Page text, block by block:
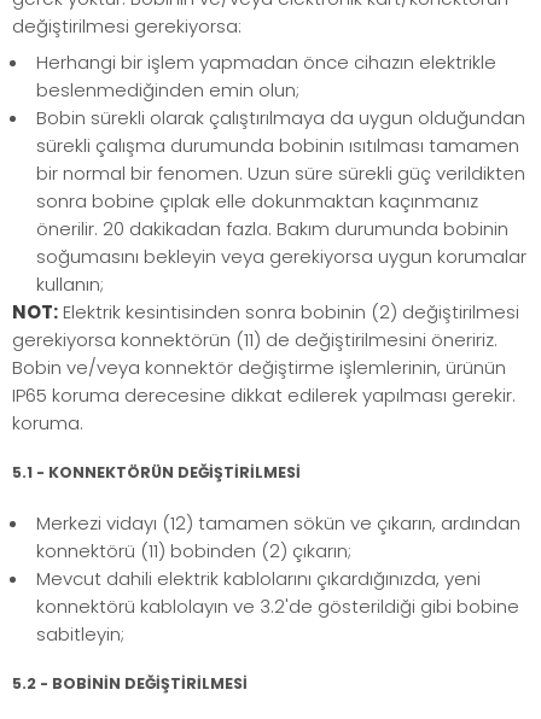
değiştirilmesi gerekiyorsa:
Herhangi bir işlem yapmadan önce cihazın elektrikle
beslenmediğinden emin olun;
Bobin sürekli olarak çalıştırılmaya da uygun olduğundan
sürekli çalışma durumunda bobinin ısıtılması tamamen
bir normal bir fenomen. Uzun süre sürekli güç verildikten
sonra bobine çıplak elle dokunmaktan kaçınmanız
önerilir. 20 dakikadan fazla. Bakım durumunda bobinin
soğumasını bekleyin veya gerekiyorsa uygun korumalar
kullanın;
NOT: Elektrik kesintisinden sonra bobinin (2) değiştirilmesi
gerekiyorsa konnektörün (11) de değiştirilmesini öneririz.
Bobin ve/veya konnektör değiştirme işlemlerinin, ürünün
IP65 koruma derecesine dikkat edilerek yapılması gerekir.
koruma.
5.1 - KONNEKTÖRÜN DEĞİŞTİRİLMESİ
Merkezi vidayı (12) tamamen sökün ve çıkarın, ardından
konnektörü (11) bobinden (2) çıkarın;
Mevcut dahili elektrik kablolarını çıkardığınızda, yeni
konnektörü kablolayın ve 3.2'de gösterildiği gibi bobine
sabitleyin;
5.2 - BOBİNİN DEĞİŞTİRİLMESİ